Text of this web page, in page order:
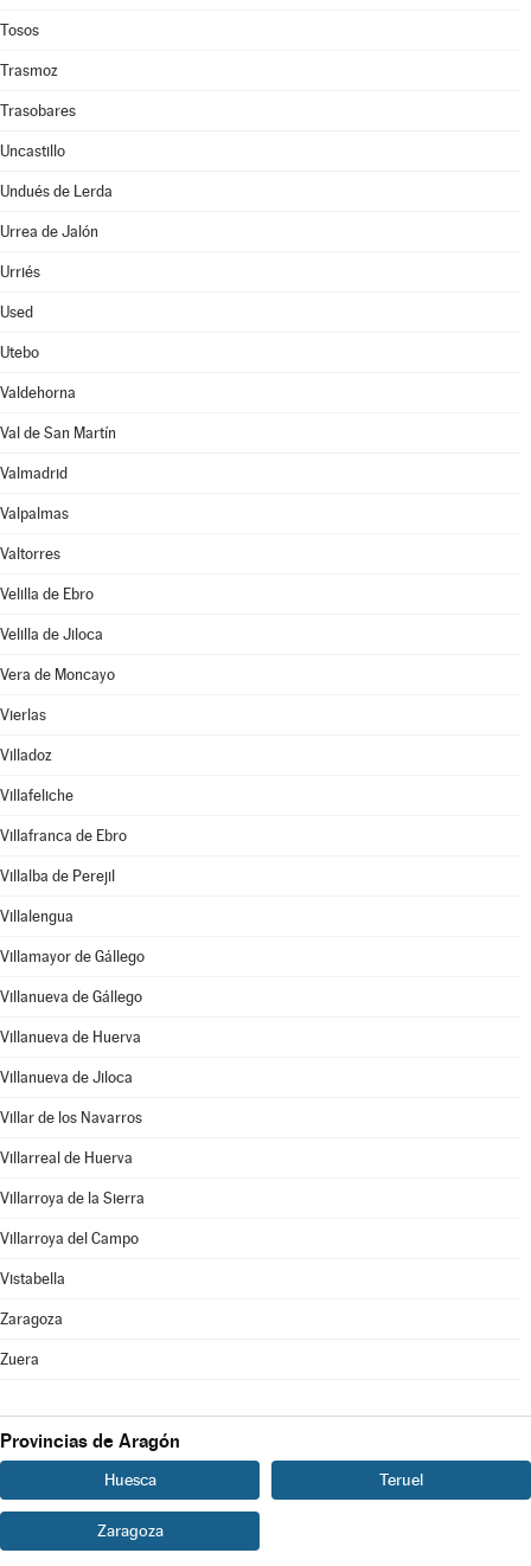
Tosos
Trasmoz
Trasobares
Uncastillo
Undués de Lerda
Urrea de Jalón
Urriés
Used
Utebo
Valdehorna
Val de San Martín
Valmadrid
Valpalmas
Valtorres
Velilla de Ebro
Velilla de Jiloca
Vera de Moncayo
Vierlas
Villadoz
Villafeliche
Villafranca de Ebro
Villalba de Perejil
Villalengua
Villamayor de Gállego
Villanueva de Gállego
Villanueva de Huerva
Villanueva de Jiloca
Villar de los Navarros
Villarreal de Huerva
Villarroya de la Sierra
Villarroya del Campo
Vistabella
Zaragoza
Zuera
Provincias de Aragón
Huesca Teruel
Zaragoza